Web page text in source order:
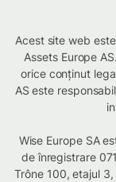
Acest site web
Assets Europe
orice conținut
AS este
Wise Europe SA
de înregistrare
Trône 100, etajul